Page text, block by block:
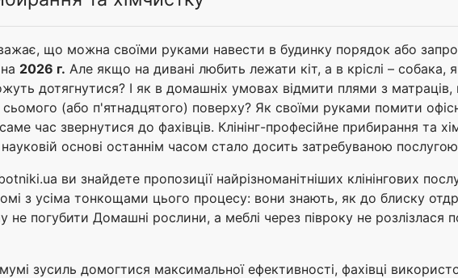
що можна своїми руками навести в будинку порядок або
2026 г. Але якщо на дивані любить лежати кіт, а в кріслі –
дотягнутися? І як в домашніх умовах відмити плями з
сьомого (або п'ятнадцятого) поверху? Як своїми руками помити
час звернутися до фахівців. Клінінг-професійне прибирання та
основі останнім часом стало досить затребуваною
ви знайдете пропозиції найрізноманітніших клінінгових
з усіма тонкощами цього процесу: вони знають, як до блиску
не погубити Домашні рослини, а меблі через півроку не розлізлася
зусиль домогтися максимальної ефективності, фахівці